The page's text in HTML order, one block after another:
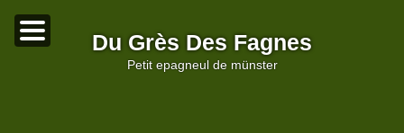
Du Grès Des Fagnes
petit epagneul de münster